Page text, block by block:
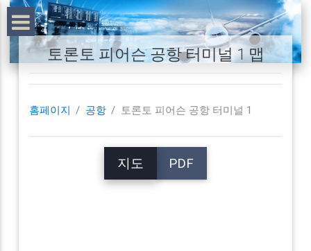
토론토 피어슨 공항 터미널 1 맵
홈페이지 공항 토론토 피어슨 공항 터미널 1
지도 PDF